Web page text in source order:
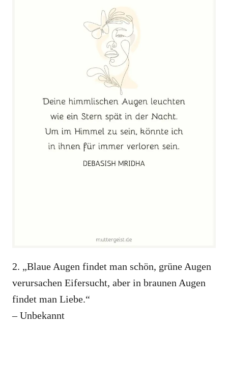
2. „Blaue Augen findet man schön, grüne Augen
verursachen Eifersucht, aber in braunen Augen
findet man Liebe.“
– Unbekannt